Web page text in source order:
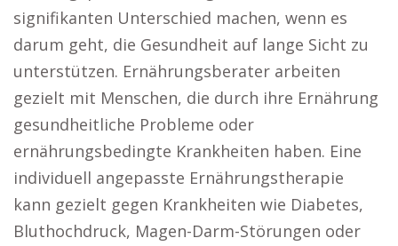
signifikanten Unterschied machen, wenn es
darum geht, die Gesundheit auf lange Sicht zu
unterstützen. Ernährungsberater arbeiten
gezielt mit Menschen, die durch ihre Ernährung
gesundheitliche Probleme oder
ernährungsbedingte Krankheiten haben. Eine
individuell angepasste Ernährungstherapie
kann gezielt gegen Krankheiten wie Diabetes,
Bluthochdruck, Magen-Darm-Störungen oder